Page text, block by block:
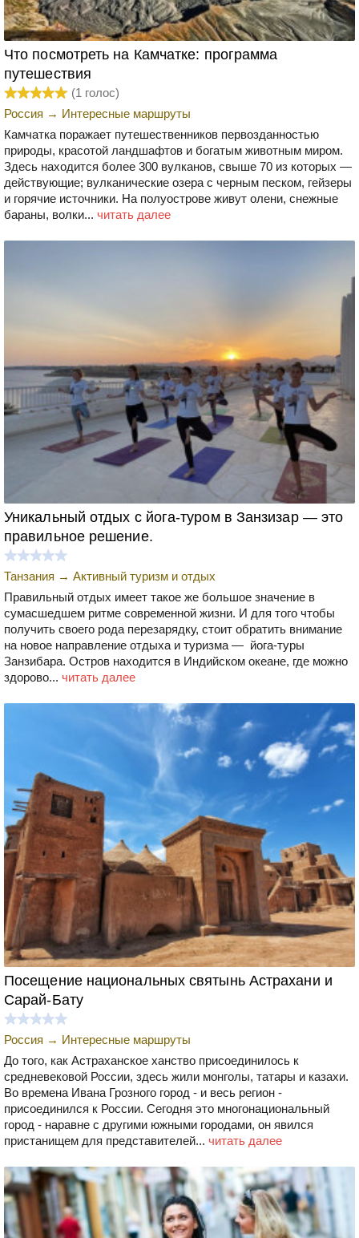
Что посмотреть на Камчатке: программа
путешествия
(1 голос)
Россия → Интересные маршруты
Камчатка поражает путешественников первозданностью
природы, красотой ландшафтов и богатым животным миром.
Здесь находится более 300 вулканов, свыше 70 из которых —
действующие; вулканические озера с черным песком, гейзеры
и горячие источники. На полуострове живут олени, снежные
бараны, волки... читать далее
Уникальный отдых с йога-туром в Занзизар — это
правильное решение.
Танзания → Активный туризм и отдых
Правильный отдых имеет такое же большое значение в
сумасшедшем ритме современной жизни. И для того чтобы
получить своего рода перезарядку, стоит обратить внимание
на новое направление отдыха и туризма — йога-туры
Занзибара. Остров находится в Индийском океане, где можно
здорово... читать далее
Посещение национальных святынь Астрахани и
Сарай-Бату
Россия → Интересные маршруты
До того, как Астраханское ханство присоединилось к
средневековой России, здесь жили монголы, татары и казахи.
Во времена Ивана Грозного город - и весь регион -
присоединился к России. Сегодня это многонациональный
город - наравне с другими южными городами, он явился
пристанищем для представителей... читать далее